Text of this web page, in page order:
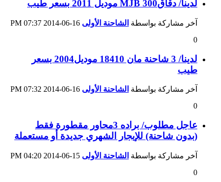
لدينا/ دقاقMJB 300 موديل 2011 بسعر طيب
آخر مشاركة بواسطة الشاحنة الأولى
07:37 PM
0
لدينا/ 3 شاحنة مان 18410 موديل2004 بسعر
طيب
آخر مشاركة بواسطة الشاحنة الأولى
07:32 PM
0
عاجل مطلوب/ براده 3محاور مقطورة فقط
(بدون شاحنة) للإيجار الشهري جديدة أو مستعملة
آخر مشاركة بواسطة الشاحنة الأولى
04:20 PM
0